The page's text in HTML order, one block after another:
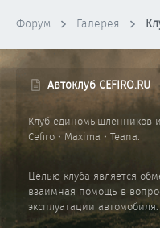
Форум Галерея
Автоклуб CEFIRO.RU
Клуб единомышленников
Cefiro • Maxima • Teana.
Целью клуба является
взаимная помощь в
эксплуатации автомобиля.